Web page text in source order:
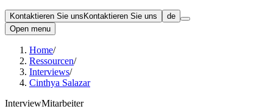
Kontaktieren Sie uns Kontaktieren Sie uns
de
Open menu
Home/
Ressourcen/
Interviews/
Cinthya Salazar
InterviewMitarbeiter